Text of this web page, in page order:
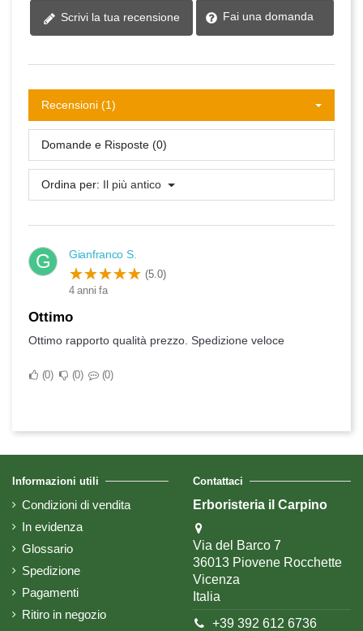
Scrivi la tua recensione Fai una domanda
Recensioni (1)
Domande e Risposte (0)
Ordina per: Il più antico
G Gianfranco S.
(5.0)
4 anni fa
Ottimo
Ottimo rapporto qualità prezzo. Spedizione veloce
0 0 0
Informazioni utili
Condizioni di vendita
In evidenza
Glossario
Spedizione
Pagamenti
Ritiro in negozio
Contattaci
Erboristeria il Carpino
Via del Barco 7
36013 Piovene Rocchette
Vicenza
Italia
+39 392 612 6736